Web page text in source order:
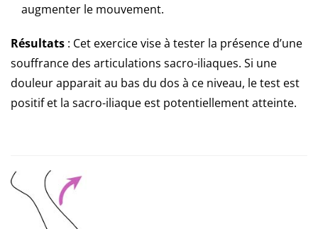
augmenter le mouvement.
Résultats : Cet exercice vise à tester la présence d’une
souffrance des articulations sacro-iliaques. Si une
douleur apparait au bas du dos à ce niveau, le test est
positif et la sacro-iliaque est potentiellement atteinte.